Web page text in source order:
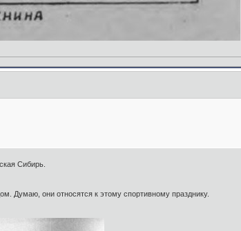
Сибирь.
Думаю, они относятся к этому спортивному празднику.